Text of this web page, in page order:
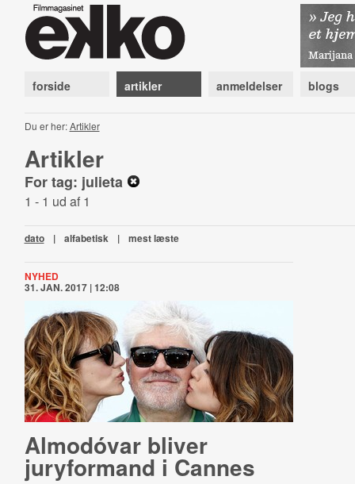
forside artikler anmeldelser blogs
Du er her:Artikler
Artikler
For tag: julieta
1 - 1 ud af 1
dato | alfabetisk | mest læste
NYHED
31. JAN. 2017 | 12:08
Almodóvar bliver
juryformand i Cannes